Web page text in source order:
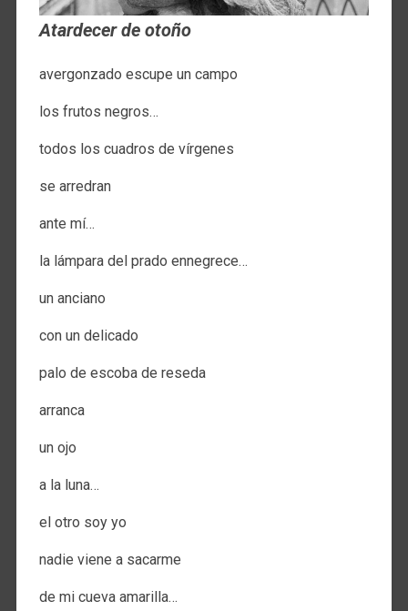
Atardecer de otoño
avergonzado escupe un campo
los frutos negros…
todos los cuadros de vírgenes
se arredran
ante mí…
la lámpara del prado ennegrece…
un anciano
con un delicado
palo de escoba de reseda
arranca
un ojo
a la luna…
el otro soy yo
nadie viene a sacarme
de mi cueva amarilla…